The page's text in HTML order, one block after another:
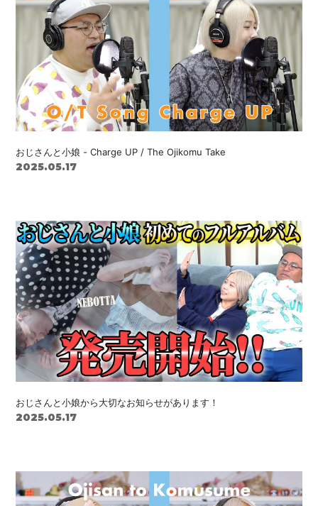
おじさんと小娘 - Charge UP / The Ojikomu Take
2025.05.17
おじさんと小娘から大切なお知らせがあります！
2025.05.17